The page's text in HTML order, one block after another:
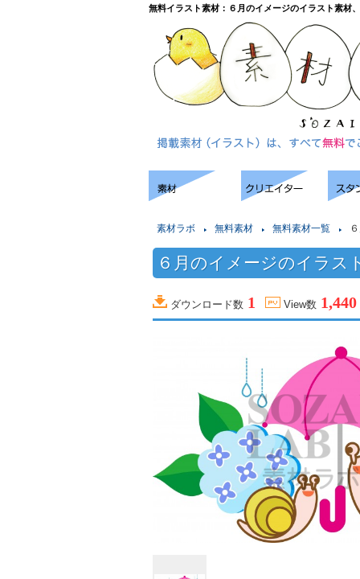
無料イラスト素材：６月のイメージのイラスト素材
素材ラボ 無料素材 無料素材一覧
６月のイメージのイラス
ダウンロード数 1 View数 1,440